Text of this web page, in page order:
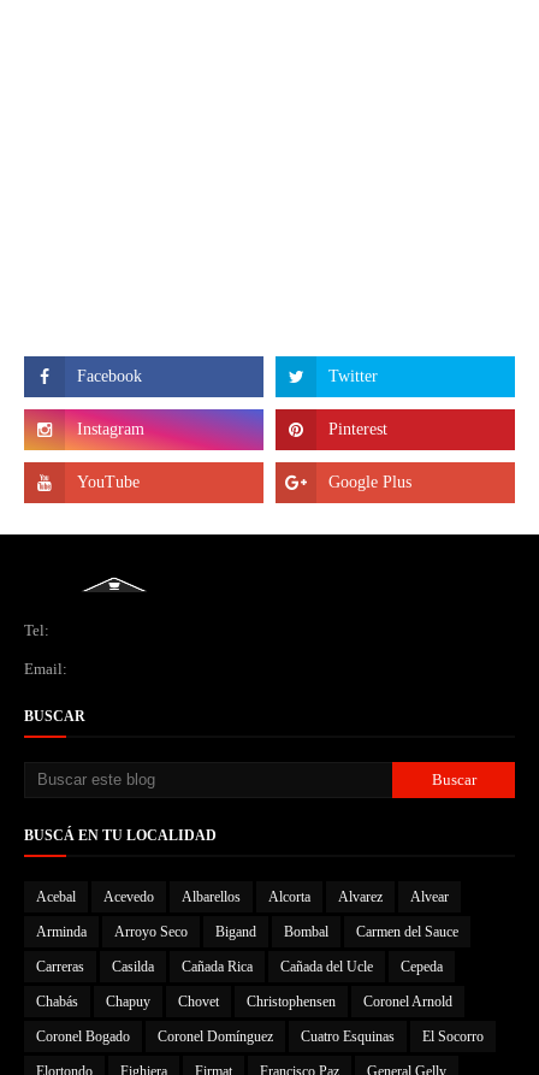
Tel:
Email:
BUSCAR
BUSCÁ EN TU LOCALIDAD
Acebal Acevedo Albarellos Alcorta Alvarez Alvear
Arminda Arroyo Seco Bigand Bombal Carmen del Sauce
Carreras Casilda Cañada Rica Cañada del Ucle Cepeda
Chabás Chapuy Chovet Christophensen Coronel Arnold
Coronel Bogado Coronel Domínguez Cuatro Esquinas El Socorro